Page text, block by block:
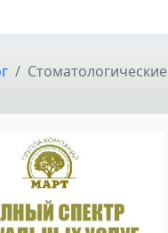
Стоматологические